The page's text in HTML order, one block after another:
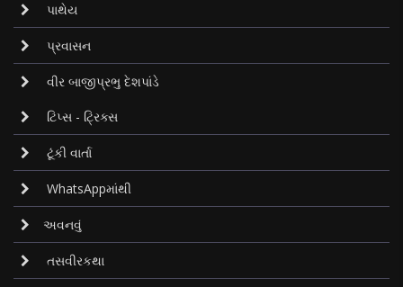
પાથેય
પ્રવાસન
વીર બાજીપ્રભુ દેશપાંડે
ટિપ્સ - ટ્રિક્સ
ટૂંકી વાર્તા
WhatsAppમાંથી
અવનવું
તસવીરકથા